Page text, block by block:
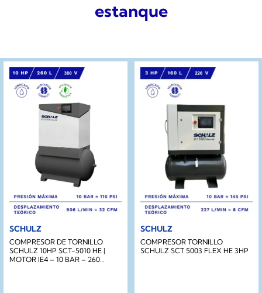
estanque
SCHULZ
COMPRESOR DE TORNILLO
SCHULZ 10HP SCT-5010 HE |
MOTOR IE4 – 10 BAR – 260
SCHULZ
COMPRESOR TORNILLO
SCHULZ SCT 5003 FLEX HE 3HP